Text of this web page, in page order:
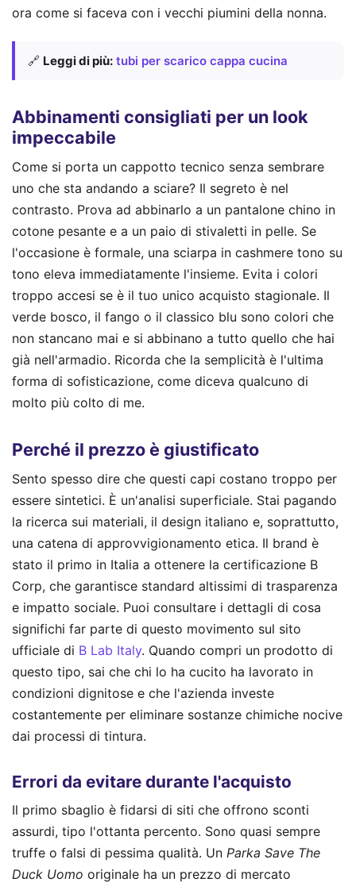
ora come si faceva con i vecchi piumini della nonna.
🔗 Leggi di più: tubi per scarico cappa cucina
Abbinamenti consigliati per un look
impeccabile
Come si porta un cappotto tecnico senza sembrare
uno che sta andando a sciare? Il segreto è nel
contrasto. Prova ad abbinarlo a un pantalone chino in
cotone pesante e a un paio di stivaletti in pelle. Se
l'occasione è formale, una sciarpa in cashmere tono su
tono eleva immediatamente l'insieme. Evita i colori
troppo accesi se è il tuo unico acquisto stagionale. Il
verde bosco, il fango o il classico blu sono colori che
non stancano mai e si abbinano a tutto quello che hai
già nell'armadio. Ricorda che la semplicità è l'ultima
forma di sofisticazione, come diceva qualcuno di
molto più colto di me.
Perché il prezzo è giustificato
Sento spesso dire che questi capi costano troppo per
essere sintetici. È un'analisi superficiale. Stai pagando
la ricerca sui materiali, il design italiano e, soprattutto,
una catena di approvvigionamento etica. Il brand è
stato il primo in Italia a ottenere la certificazione B
Corp, che garantisce standard altissimi di trasparenza
e impatto sociale. Puoi consultare i dettagli di cosa
significhi far parte di questo movimento sul sito
ufficiale di B Lab Italy. Quando compri un prodotto di
questo tipo, sai che chi lo ha cucito ha lavorato in
condizioni dignitose e che l'azienda investe
costantemente per eliminare sostanze chimiche nocive
dai processi di tintura.
Errori da evitare durante l'acquisto
Il primo sbaglio è fidarsi di siti che offrono sconti
assurdi, tipo l'ottanta percento. Sono quasi sempre
truffe o falsi di pessima qualità. Un Parka Save The
Duck Uomo originale ha un prezzo di mercato